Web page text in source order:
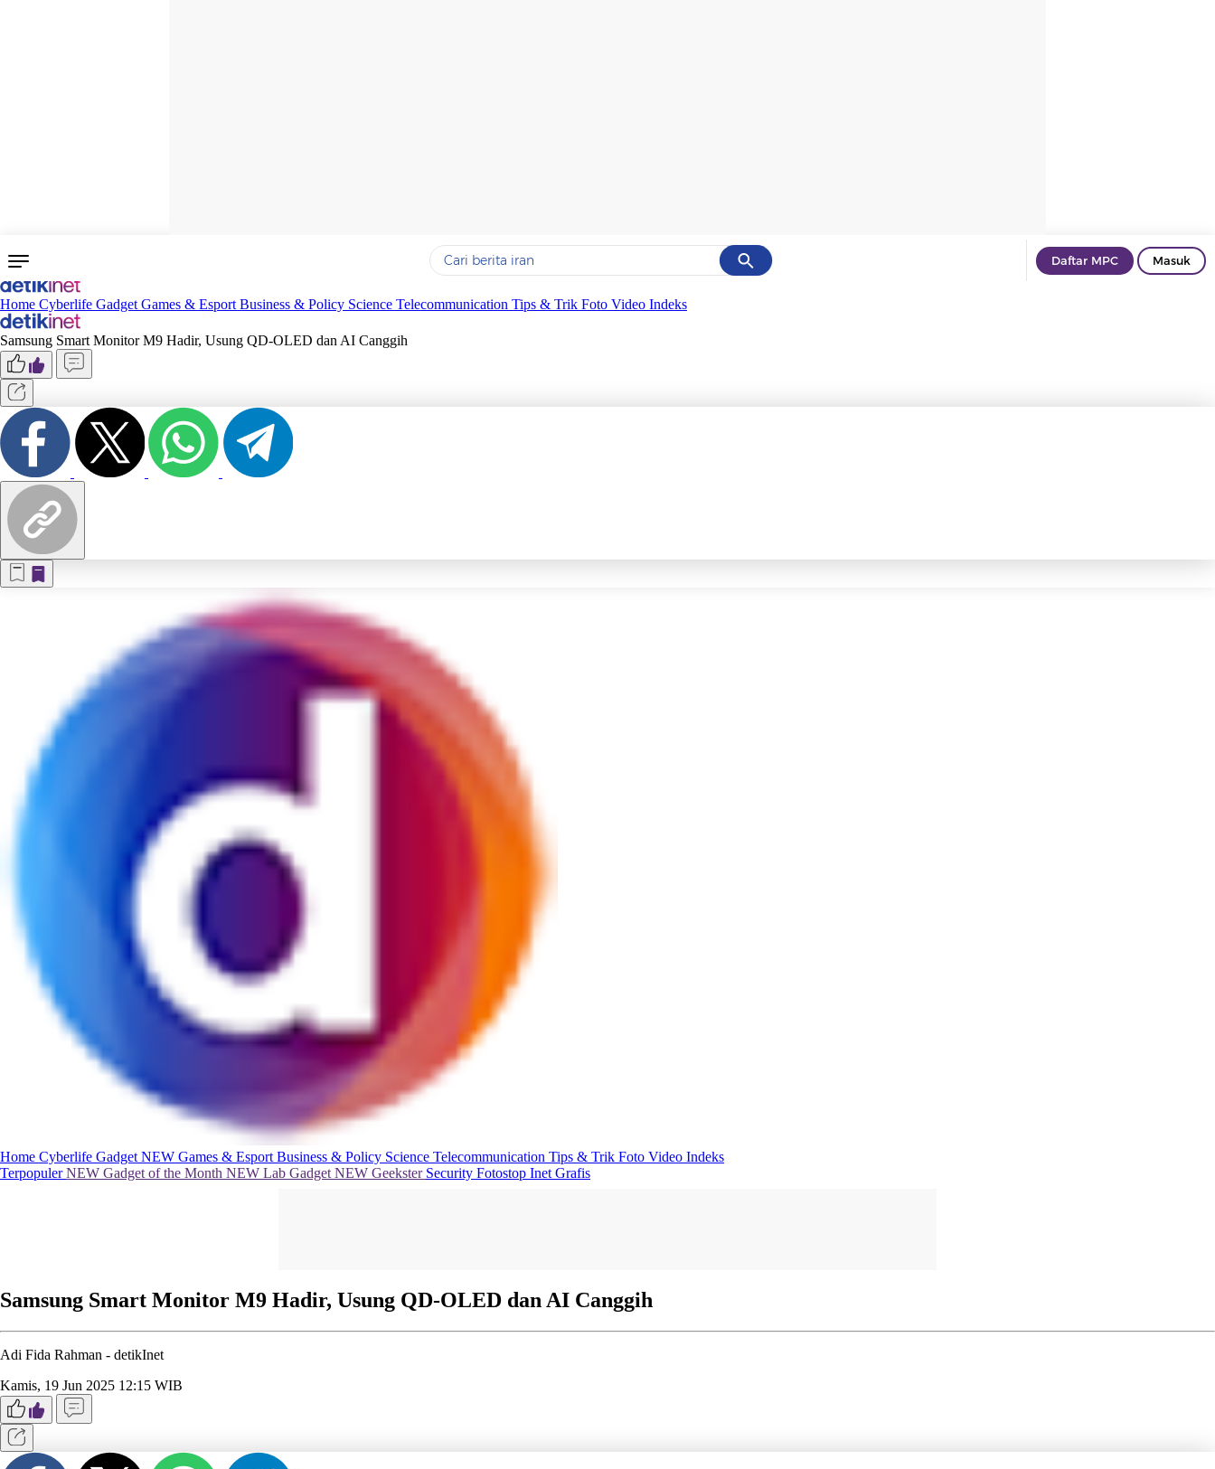
Cancel
Yang sedang ramai dicari
Terakhir yang dicari
Daftar MPC Masuk
Home Cyberlife Gadget Games & Esport Business & Policy Science Telecommunication Tips & Trik Foto Video Indeks
Samsung Smart Monitor M9 Hadir, Usung QD-OLED dan AI Canggih
Home Cyberlife Gadget NEW Games & Esport Business & Policy Science Telecommunication Tips & Trik Foto Video Indeks
TerpopulerNEW Gadget of the Month NEW Lab Gadget NEW Geekster Security Fotostop Inet Grafis
Samsung Smart Monitor M9 Hadir, Usung QD-OLED dan AI Canggih
Adi Fida Rahman - detikInet
Kamis, 19 Jun 2025 12:15 WIB